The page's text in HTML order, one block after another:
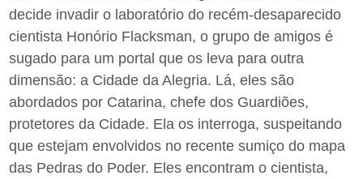
decide invadir o laboratório do recém-desaparecido
cientista Honório Flacksman, o grupo de amigos é
sugado para um portal que os leva para outra
dimensão: a Cidade da Alegria. Lá, eles são
abordados por Catarina, chefe dos Guardiões,
protetores da Cidade. Ela os interroga, suspeitando
que estejam envolvidos no recente sumiço do mapa
das Pedras do Poder. Eles encontram o cientista,